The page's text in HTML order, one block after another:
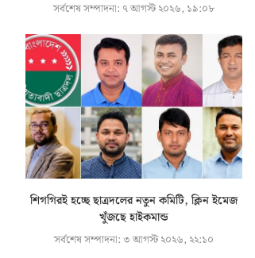
সর্বশেষ সম্পাদনা: ৭ আগস্ট ২০২৬, ১৯:০৮
শিগগিরই হচ্ছে ছাত্রদলের নতুন কমিটি, ক্লিন ইমেজ
খুঁজছে হাইকমান্ড
সর্বশেষ সম্পাদনা:৩ আগস্ট ২০২৬, ২২:১০